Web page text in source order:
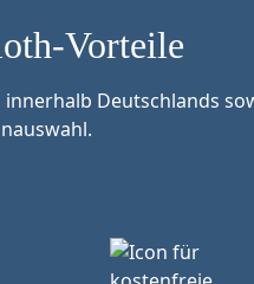
Vorteile
Deutschlands